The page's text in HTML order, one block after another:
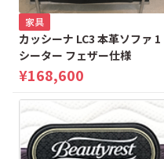
家具
カッシーナ LC3 本革ソファ 1
シーター フェザー仕様
¥168,600